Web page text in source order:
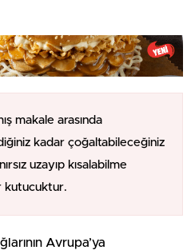
makale arasında
kadar çoğaltabileceğiniz
uzayıp kısalabilme
kutucuktur.
Avrupa’ya